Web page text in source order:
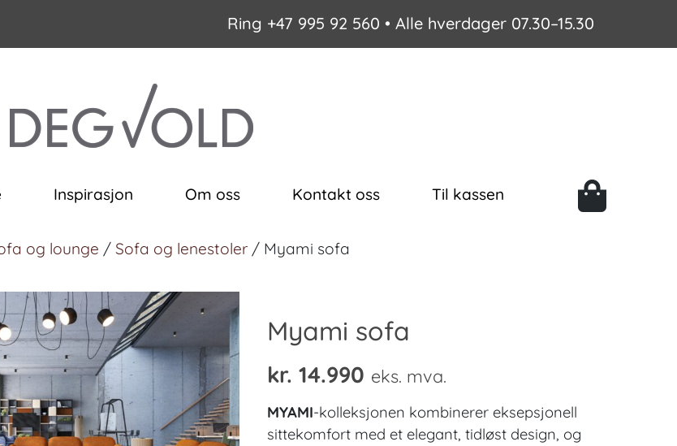
Ring +47 995 92 560 • Alle hverdager 07.30–15.30
Inspirasjon Om oss Kontakt oss Til kassen
og lounge / Sofa og lenestoler / Myami sofa
Myami sofa
kr. 14.990 eks. mva.
MYAMI-kolleksjonen kombinerer eksepsjonell
sittekomfort med et elegant, tidløst design, og